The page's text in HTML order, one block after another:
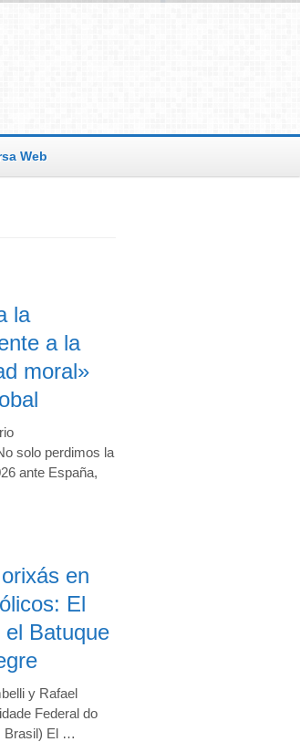
Web
la
a la
moral»
solo perdimos la
ante España,
en
El
el Batuque
y Rafael
Federal do
Brasil) El …